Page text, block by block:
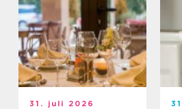
31. juli 2026